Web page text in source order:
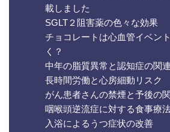
載しました
SGLT２阻害薬の色々な効果
チョコレートは心血管イベン
く？
中年の脂質異常と認知症の関連
長時間労働と心房細動リスク
がん患者さんの禁煙と予後の
咽喉頭逆流症に対する食事療
入浴によるうつ症状の改善